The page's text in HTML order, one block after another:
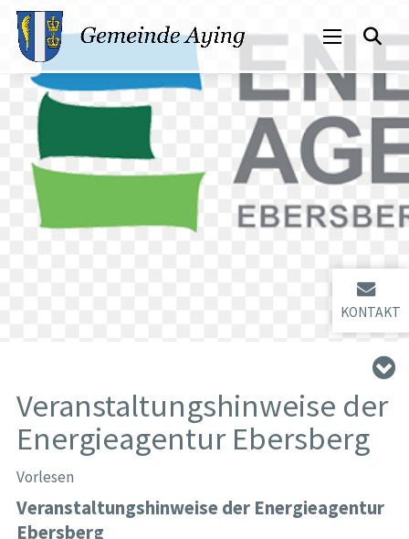
KONTAKT
Veranstaltungshinweise der
Energieagentur Ebersberg
Vorlesen
Veranstaltungshinweise der Energieagentur
Ebersberg